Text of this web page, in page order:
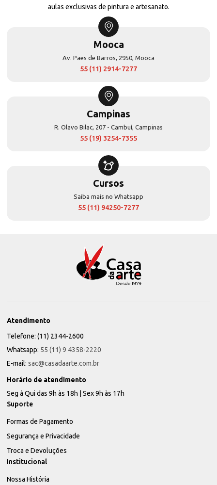
aulas exclusivas de pintura e artesanato.
Mooca
Av. Paes de Barros, 2950, Mooca
55 (11) 2914-7277
Campinas
R. Olavo Bilac, 207 - Cambuí, Campinas
55 (19) 3254-7355
Cursos
Saiba mais no Whatsapp
55 (11) 94250-7277
Atendimento
Telefone: (11) 2344-2600
Whatsapp: 55 (11) 9 4358-2220
E-mail: sac@casadaarte.com.br
Horário de atendimento
Seg à Qui das 9h às 18h | Sex 9h às 17h
Suporte
Formas de Pagamento
Segurança e Privacidade
Troca e Devoluções
Institucional
Nossa História